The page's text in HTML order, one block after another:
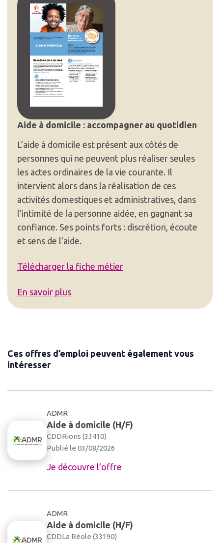
Aide à domicile : accompagner au quotidien
L’aide à domicile est présent aux côtés de
personnes qui ne peuvent plus réaliser seules
les actes ordinaires de la vie courante. Il
intervient alors dans la réalisation de ces
activités domestiques et administratives, dans
l’intimité de la personne aidée, en gagnant sa
confiance. Ses points forts : discrétion, écoute
et sens de l’aide.
Télécharger la fiche métier
En savoir plus
Ces offres d’emploi peuvent également vous
intéresser
ADMR
Aide à domicile (H/F)
CDDRions (33410)
Publié le 03/08/2026
Je découvre l’offre
ADMR
Aide à domicile (H/F)
CDDLa Réole (33190)